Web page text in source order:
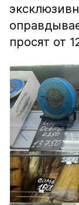
просят от